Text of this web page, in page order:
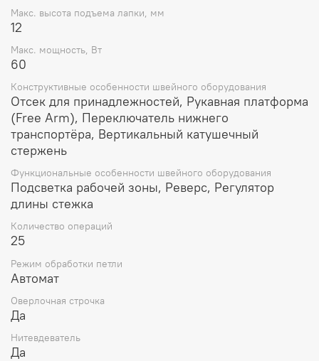
Макс. высота подъема лапки, мм
12
Макс. мощность, Вт
60
Конструктивные особенности швейного оборудования
Отсек для принадлежностей, Рукавная платформа
(Free Arm), Переключатель нижнего
транспортёра, Вертикальный катушечный
стержень
Функциональные особенности швейного оборудования
Подсветка рабочей зоны, Реверс, Регулятор
длины стежка
Количество операций
25
Режим обработки петли
Автомат
Оверлочная строчка
Да
Нитевдеватель
Да